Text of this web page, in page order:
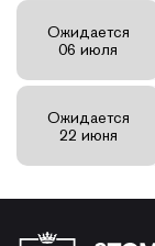
Ожидается
06 июля
Ожидается
22 июня